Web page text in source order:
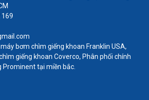
hóa chất trong quá trình sản
chất thải trong quá trình sản
thải, bùn thải,...
dung dịch trong quá trình sản
mực in,...
169
bơm chìm giếng khoan Franklin USA,
giếng khoan Coverco, Phân phối chính
tại miền bắc.